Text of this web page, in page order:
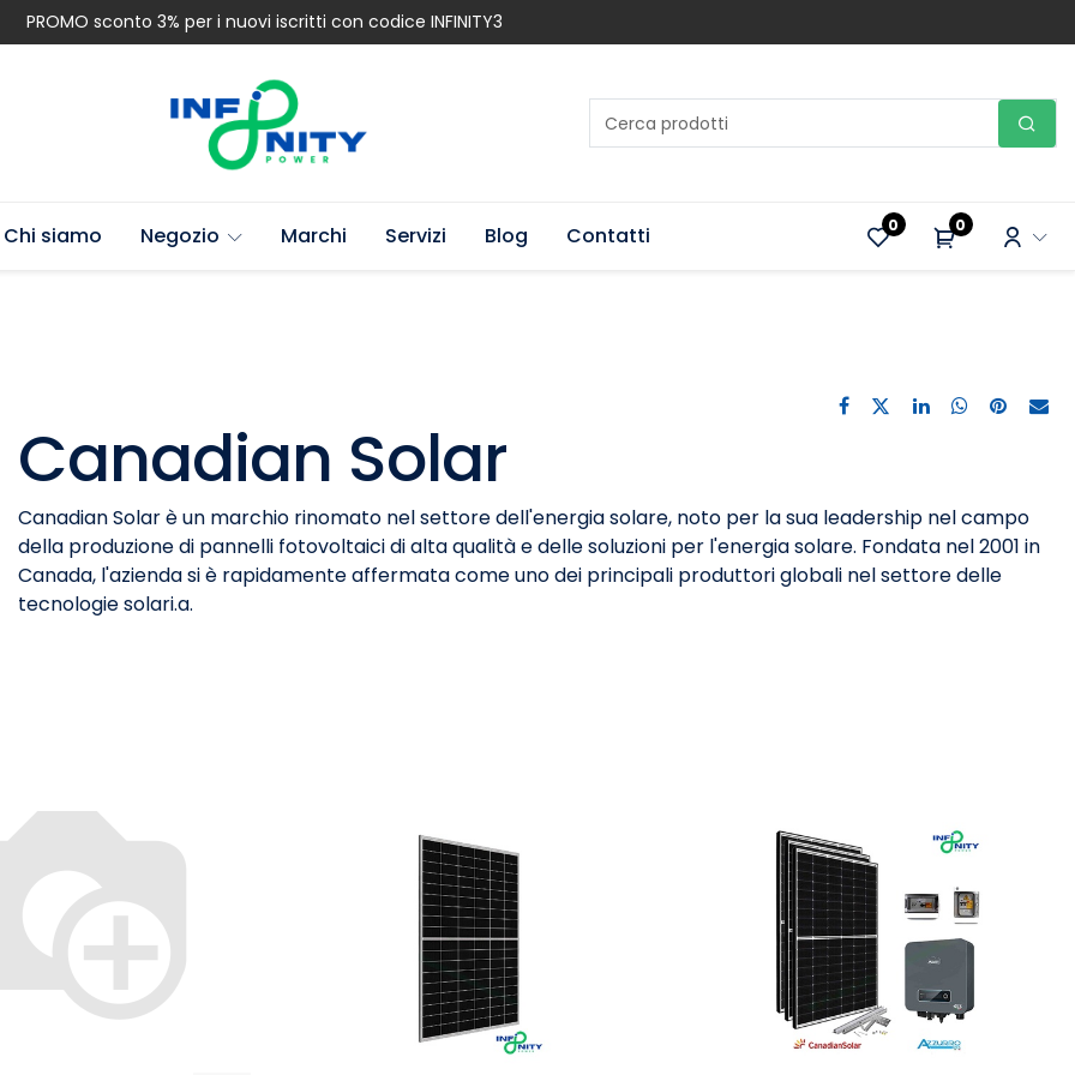
PROMO sconto 3% per i nuovi iscritti con codice INFINITY3
Chi siamo Negozio Marchi Servizi Blog Contatti 0 0
Canadian Solar
Canadian Solar è un marchio rinomato nel settore dell'energia solare, noto per la sua leadership nel campo
della produzione di pannelli fotovoltaici di alta qualità e delle soluzioni per l'energia solare. Fondata nel 2001 in
Canada, l'azienda si è rapidamente affermata come uno dei principali produttori globali nel settore delle
tecnologie solari.a.